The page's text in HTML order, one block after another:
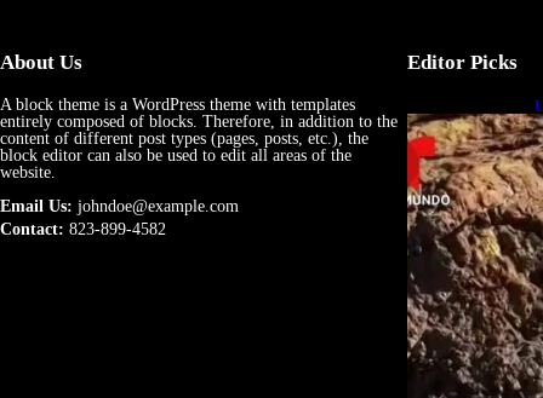
About Us
A block theme is a WordPress theme with templates
entirely composed of blocks. Therefore, in addition to the
content of different post types (pages, posts, etc.), the
block editor can also be used to edit all areas of the
website.
Email Us: johndoe@example.com
Contact: 823-899-4582
Editor Picks